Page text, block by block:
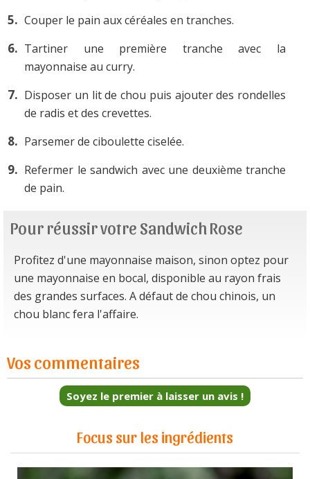
Couper le pain aux céréales en tranches.
Tartiner une première tranche avec la
mayonnaise au curry.
Disposer un lit de chou puis ajouter des rondelles
de radis et des crevettes.
Parsemer de ciboulette ciselée.
Refermer le sandwich avec une deuxième tranche
de pain.
Pour réussir votre Sandwich Rose
Profitez d'une mayonnaise maison, sinon optez pour
une mayonnaise en bocal, disponible au rayon frais
des grandes surfaces. A défaut de chou chinois, un
chou blanc fera l'affaire.
Vos commentaires
Soyez le premier à laisser un avis !
Focus sur les ingrédients